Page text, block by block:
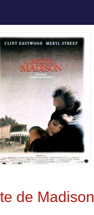
de Madison